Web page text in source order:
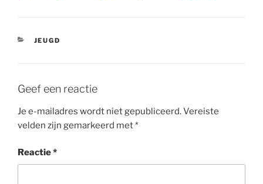
CATEGORIEËN
JEUGD
Geef een reactie
Je e-mailadres wordt niet gepubliceerd.Vereiste
velden zijn gemarkeerd met*
Reactie*